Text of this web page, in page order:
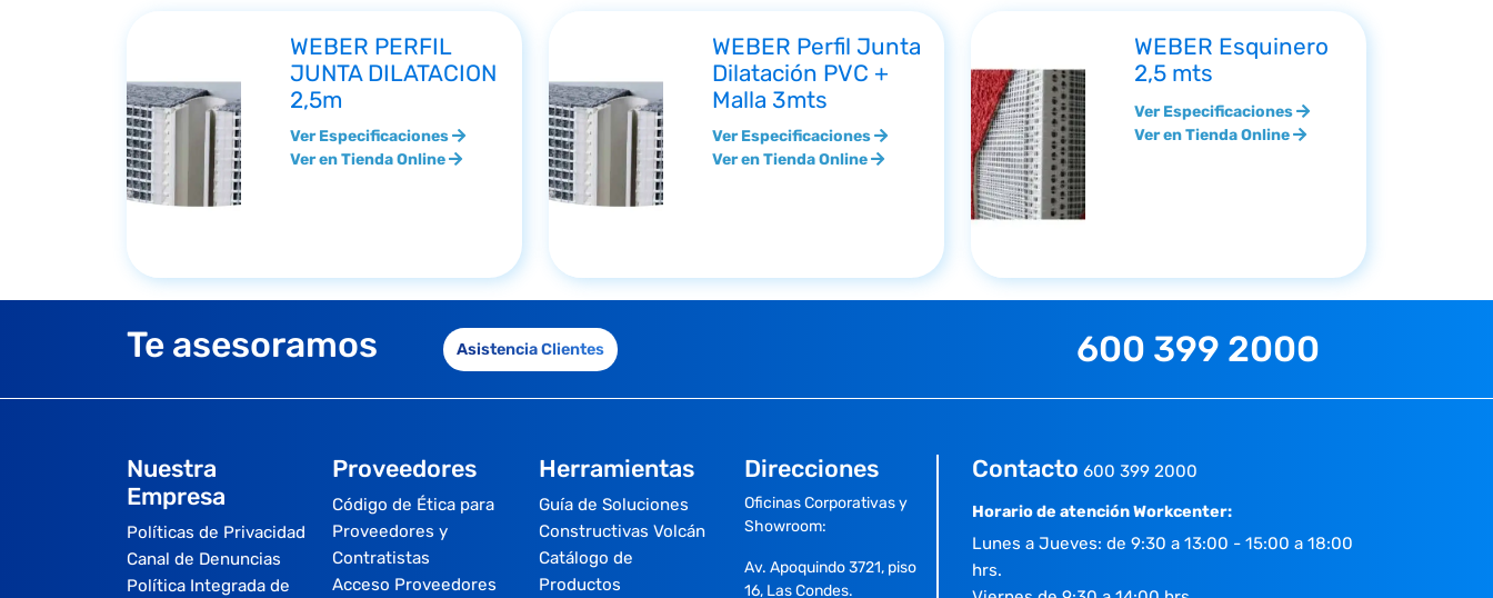
WEBER PERFIL
JUNTA DILATACION
2,5m
Ver Especificaciones
Ver en Tienda Online
WEBER Perfil Junta
Dilatación PVC +
Malla 3mts
Ver Especificaciones
Ver en Tienda Online
WEBER Esquinero
2,5 mts
Ver Especificaciones
Ver en Tienda Online
Te asesoramos Asistencia Clientes 600 399 2000
Nuestra
Empresa
Políticas de Privacidad
Canal de Denuncias
Política Integrada de
Proveedores
Código de Ética para
Proveedores y
Contratistas
Acceso Proveedores
Herramientas
Guía de Soluciones
Constructivas Volcán
Catálogo de
Productos
Direcciones
Oficinas Corporativas y
Showroom:
Av. Apoquindo 3721, piso
16, Las Condes.
Contacto 600 399 2000
Horario de atención Workcenter:
Lunes a Jueves: de 9:30 a 13:00 - 15:00 a 18:00
hrs.